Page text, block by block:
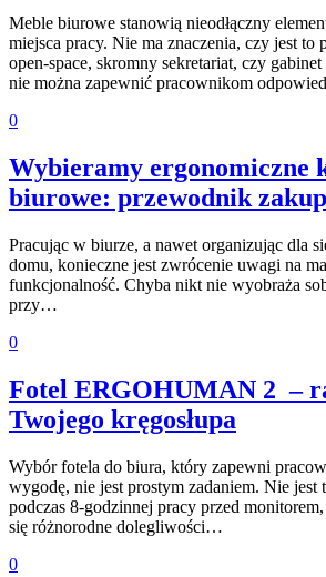
Meble biurowe stanowią nieodłączny
miejsca pracy. Nie ma znaczenia, czy jest to
open-space, skromny sekretariat, czy
nie można zapewnić pracownikom
0
Wybieramy ergonomiczne
biurowe: przewodnik
Pracując w biurze, a nawet organizując dla
domu, konieczne jest zwrócenie uwagi na
funkcjonalność. Chyba nikt nie wyobraża
przy…
0
Fotel ERGOHUMAN 2 –
Twojego kręgosłupa
Wybór fotela do biura, który zapewni
wygodę, nie jest prostym zadaniem. Nie jest
podczas 8-godzinnej pracy przed
się różnorodne dolegliwości…
0